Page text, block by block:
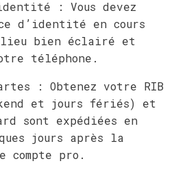
: Vous devez
d’identité en cours
bien éclairé et
téléphone.
: Obtenez votre RIB
et jours fériés) et
sont expédiées en
jours après la
pro.